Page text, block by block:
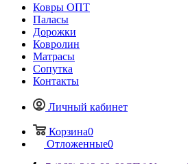
Ковры ОПТ
Паласы
Дорожки
Ковролин
Матрасы
Сопутка
Контакты
Личный кабинет
Корзина0
Отложенные0